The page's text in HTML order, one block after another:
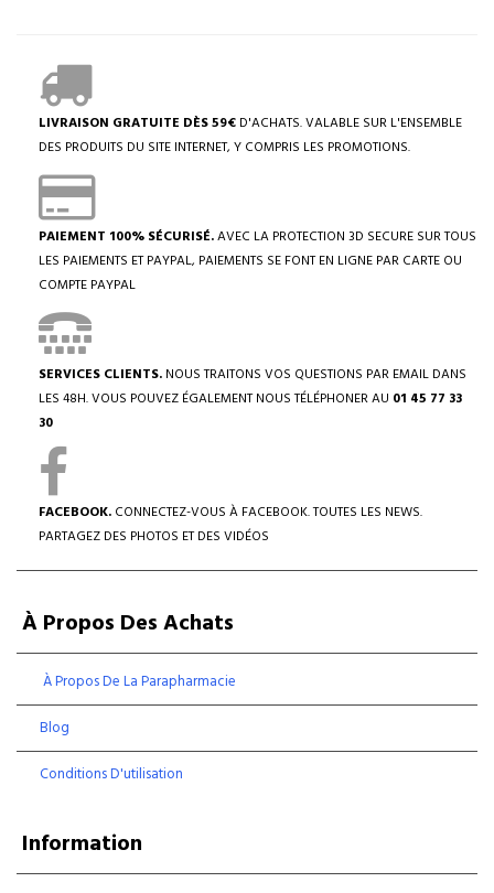
LIVRAISON GRATUITE DÈS 59€ D'ACHATS. VALABLE SUR L'ENSEMBLE
DES PRODUITS DU SITE INTERNET, Y COMPRIS LES PROMOTIONS.
PAIEMENT 100% SÉCURISÉ.AVEC LA PROTECTION 3D SECURE SUR TOUS
LES PAIEMENTS ET PAYPAL, PAIEMENTS SE FONT EN LIGNE PAR CARTE OU
COMPTE PAYPAL
SERVICES CLIENTS. NOUS TRAITONS VOS QUESTIONS PAR EMAIL DANS
LES 48H. VOUS POUVEZ ÉGALEMENT NOUS TÉLÉPHONER AU 01 45 77 33
30
FACEBOOK. CONNECTEZ-VOUS À FACEBOOK. TOUTES LES NEWS.
PARTAGEZ DES PHOTOS ET DES VIDÉOS
À Propos Des Achats
À Propos De La Parapharmacie
Blog
Conditions D'utilisation
Information